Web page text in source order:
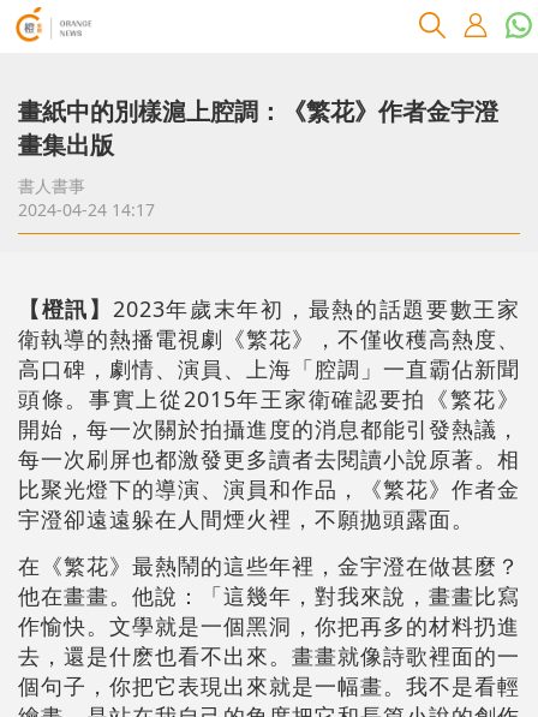
畫紙中的別樣滬上腔調：《繁花》作者金宇澄
畫集出版
書人書事
2024-04-24 14:17
【橙訊】 2023年歲末年初，最熱的話題要數王家
衛執導的熱播電視劇《繁花》，不僅收穫高熱度、
高口碑，劇情、演員、上海「腔調」一直霸佔新聞
頭條。事實上從2015年王家衛確認要拍《繁花》
開始，每一次關於拍攝進度的消息都能引發熱議，
每一次刷屏也都激發更多讀者去閱讀小說原著。相
比聚光燈下的導演、演員和作品，《繁花》作者金
宇澄卻遠遠躲在人間煙火裡，不願拋頭露面。
在《繁花》最熱鬧的這些年裡，金宇澄在做甚麼？
他在畫畫。他說：「這幾年，對我來說，畫畫比寫
作愉快。文學就是一個黑洞，你把再多的材料扔進
去，還是什麽也看不出來。畫畫就像詩歌裡面的一
個句子，你把它表現出來就是一幅畫。我不是看輕